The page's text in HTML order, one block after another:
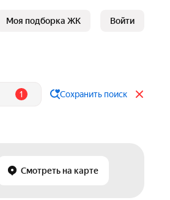
Моя подборка ЖК Войти
1 Сохранить поиск
Смотреть на карте